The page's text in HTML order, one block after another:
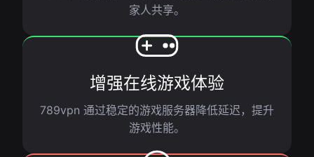
家人共享。
增强在线游戏体验
789vpn 通过稳定的游戏服务器降低延迟，提升
游戏性能。